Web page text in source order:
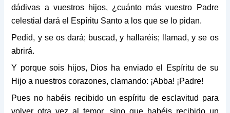
dádivas a vuestros hijos, ¿cuánto más vuestro Padre
celestial dará el Espíritu Santo a los que se lo pidan.
Pedid, y se os dará; buscad, y hallaréis; llamad, y se os
abrirá.
Y porque sois hijos, Dios ha enviado el Espíritu de su
Hijo a nuestros corazones, clamando: ¡Abba! ¡Padre!
Pues no habéis recibido un espíritu de esclavitud para
volver otra vez al temor, sino que habéis recibido un